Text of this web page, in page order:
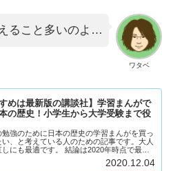
ワタベ
ること多いのよ…
すめは最新版の講談社】学習まんがで
の歴史！小学生から大学受験まで役
勉強のために日本の歴史の学習まんがを買っ
い、と考えている人のための記事です。大人
にも最適です。 結論は2020年時点で最新
社版がおすすめです。 ワタベ まだ持ってな
ッキー！ 日本の歴史学習まんがで講...2020.12.04